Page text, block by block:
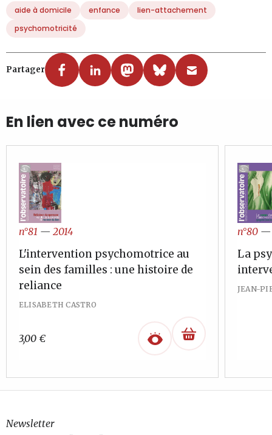
aide à domicile enfance
lien-attachement
psychomotricité
Partager
En lien avec ce numéro
n°81 — 2014
L'intervention psychomotrice au
sein des familles : une histoire de
reliance
ELISABETH CASTRO
3,00 €
n°80
La
JEAN-
Newsletter